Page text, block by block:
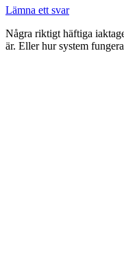
Lämna ett svar
Några riktigt häftiga
är. Eller hur system